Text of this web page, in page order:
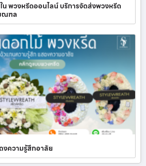
พวงหรีดออนไลน์ บริการจัดส่งพวงหรีด
ณฑล
ความรู้สึกอาลัย